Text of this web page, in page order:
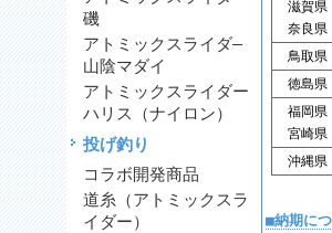
磯
アトミックスライダ―
山陰マダイ
アトミックスライダー
ハリス（ナイロン）
投げ釣り
コラボ開発商品
道糸（アトミックスラ
イダー）
滋賀
奈良県
鳥取
徳島
福岡
宮崎県
沖縄県
■納期に